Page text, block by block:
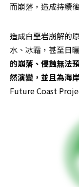
而崩落，造成持續
造成白堊岩崩解的
水、冰霜，甚至日
的崩落、侵蝕無法
然演變，並且為海
Future Coast